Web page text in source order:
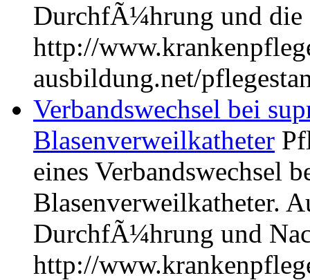
DurchfÃ¼hrung und die
http://
ausbildung.net/
Verbandswechsel bei
Blasenverweilkatheter
eines Verbandswechsel
Blasenverweilkatheter.
DurchfÃ¼hrung und
http://